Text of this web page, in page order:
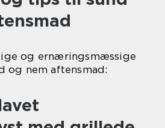
og ernæringsmæssige
og nem aftensmad: